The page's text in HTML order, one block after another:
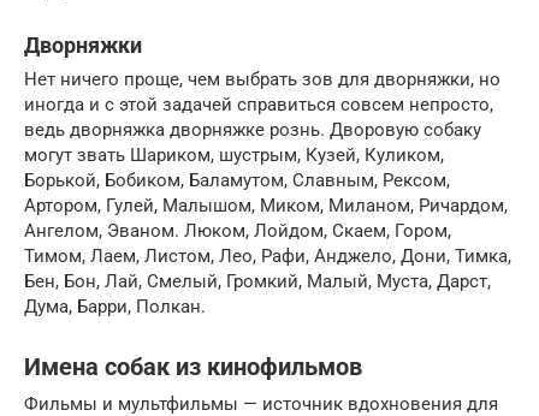
Дворняжки
Нет ничего проще, чем выбрать зов для дворняжки, но
иногда и с этой задачей справиться совсем непросто,
ведь дворняжка дворняжке рознь. Дворовую собаку
могут звать Шариком, шустрым, Кузей, Куликом,
Борькой, Бобиком, Баламутом, Славным, Рексом,
Артором, Гулей, Малышом, Миком, Миланом, Ричардом,
Ангелом, Эваном. Люком, Лойдом, Скаем, Гором,
Тимом, Лаем, Листом, Лео, Рафи, Анджело, Дони, Тимка,
Бен, Бон, Лай, Смелый, Громкий, Малый, Муста, Дарст,
Дума, Барри, Полкан.
Имена собак из кинофильмов
Фильмы и мультфильмы — источник вдохновения для